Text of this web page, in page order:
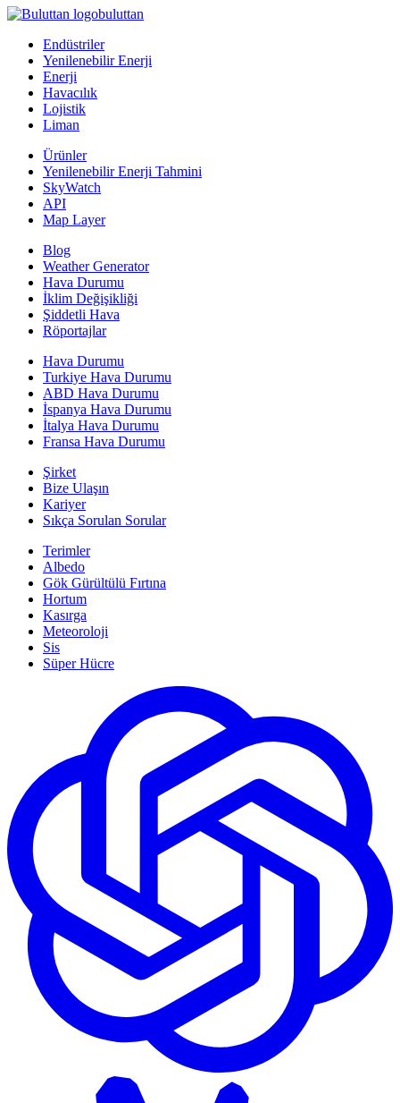
buluttan
Endüstriler
Yenilenebilir Enerji
Enerji
Havacılık
Lojistik
Liman
Ürünler
Yenilenebilir Enerji Tahmini
SkyWatch
API
Map Layer
Blog
Weather Generator
Hava Durumu
İklim Değişikliği
Şiddetli Hava
Röportajlar
Hava Durumu
Turkiye Hava Durumu
ABD Hava Durumu
İspanya Hava Durumu
İtalya Hava Durumu
Fransa Hava Durumu
Şirket
Bize Ulaşın
Kariyer
Sıkça Sorulan Sorular
Terimler
Albedo
Gök Gürültülü Fırtına
Hortum
Kasırga
Meteoroloji
Sis
Süper Hücre